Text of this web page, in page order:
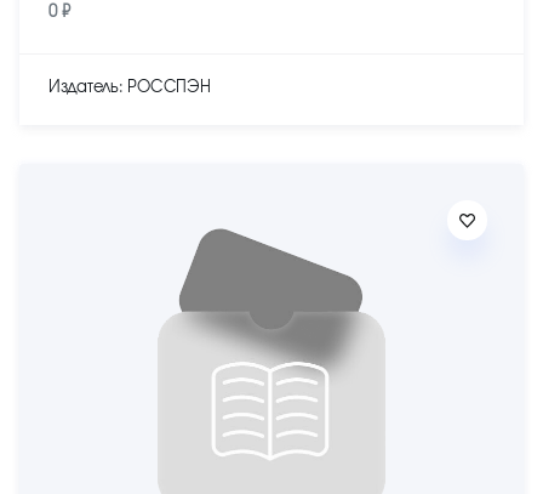
0 ₽
Издатель: РОССПЭН